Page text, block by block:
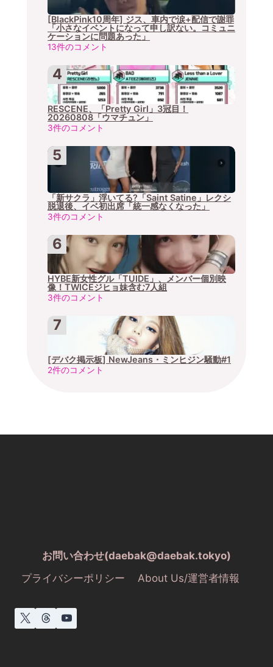
[BlackPink10周年] ジス、車内で涙+配信で謝罪
「小さなイベントになって申し訳ない。コミュニ
ケーションに問題あった」
13件のコメント
RESCENE、「Pretty Girl」3冠目！
20260808「ウマチュン」
3件のコメント
「新サクラ」浮いてる?「Saint Satine」レクシ
脱退後、イベ初出席「統一感なくなった」
3件のコメント
HYBE新女性グル「TUIDE」、メンバー個別映
像！TWICEジヒョ妹含む7人組
3件のコメント
[デバク掲示板] NewJeans・ミンヒジン騒動#1
2件のコメント
お問い合わせ(daebak@daebak.tokyo)
プライバシーポリシー
About Us/運営者情報